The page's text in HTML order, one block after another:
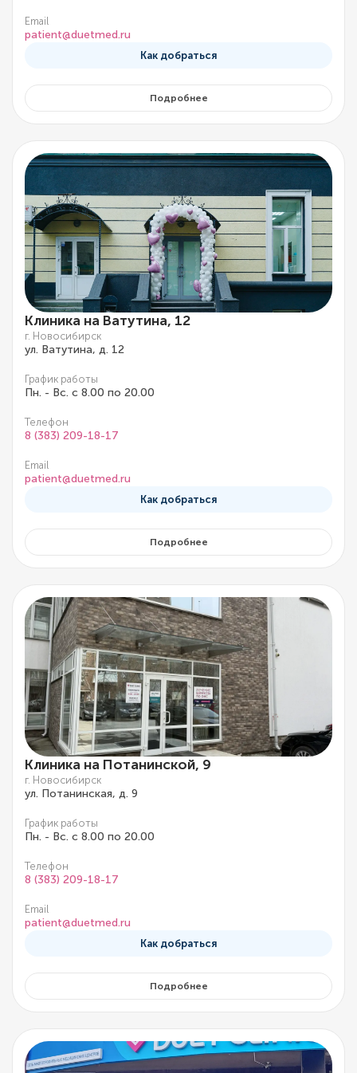
Email
patient@duetmed.ru
Как добраться
Подробнее
Клиника на Ватутина, 12
г. Новосибирск
ул. Ватутина, д. 12
График работы
Пн. - Вс. с 8.00 по 20.00
Телефон
8 (383) 209-18-17
Email
patient@duetmed.ru
Как добраться
Подробнее
Клиника на Потанинской, 9
г. Новосибирск
ул. Потанинская, д. 9
График работы
Пн. - Вс. с 8.00 по 20.00
Телефон
8 (383) 209-18-17
Email
patient@duetmed.ru
Как добраться
Подробнее